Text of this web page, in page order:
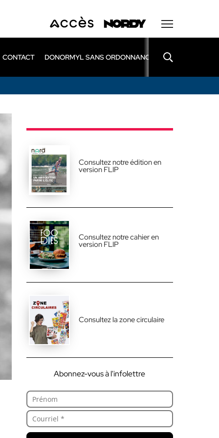
CONTACT DONORMYL SANS ORDONNANCE LEXOMIL SANS
Consultez notre édition en
version FLIP
Consultez notre cahier en
version FLIP
Consultez la zone circulaire
Abonnez-vous à l'infolettre